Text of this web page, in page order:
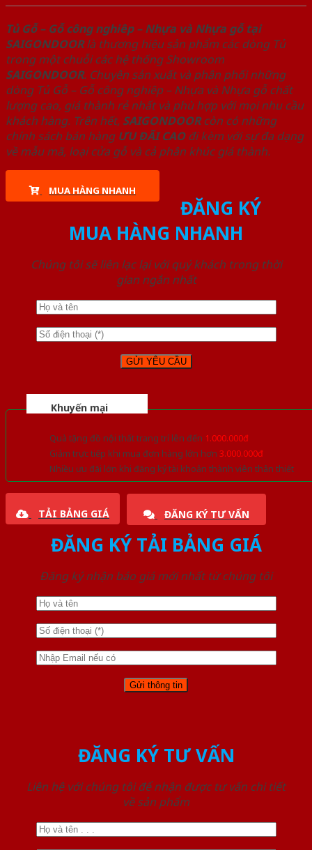
Tủ Gỗ – Gỗ công nghiêp – Nhựa và Nhựa gỗ tại
SAIGONDOORlà thương hiệu sản phẩm các dòng Tủ
trong một chuỗi các hệ thống Showroom
SAIGONDOOR. Chuyên sản xuất và phân phối những
dòng Tủ Gỗ – Gỗ công nghiêp – Nhựa và Nhựa gỗ chất
lượng cao, giá thành rẻ nhất và phù hợp với mọi nhu cầu
khách hàng. Trên hết, SAIGONDOORcòn có những
chính sách bán hàng ƯU ĐÃI CAOđi kèm với sự đa dạng
về mẫu mã, loại cửa gỗ và cả phân khúc giá thành.
MUA HÀNG NHANH
ĐĂNG KÝ
MUA HÀNG NHANH
Chúng tôi sẽ liên lạc lại với quý khách trong thời
gian ngắn nhất
Khuyến mại
Quà tặng đồ nội thất trang trí lên đến 1.000.000đ
Giảm trực tiếp khi mua đơn hàng lớn hơn 3.000.000đ
Nhiều ưu đãi lớn khi đăng ký tài khoản thành viên thân thiết
TẢI BẢNG GIÁ ĐĂNG KÝ TƯ VẤN
ĐĂNG KÝ TẢI BẢNG GIÁ
Đăng ký nhận báo giá mới nhất từ chúng tôi
ĐĂNG KÝ TƯ VẤN
Liên hệ với chúng tôi để nhận được tư vấn chi tiết
về sản phẩm